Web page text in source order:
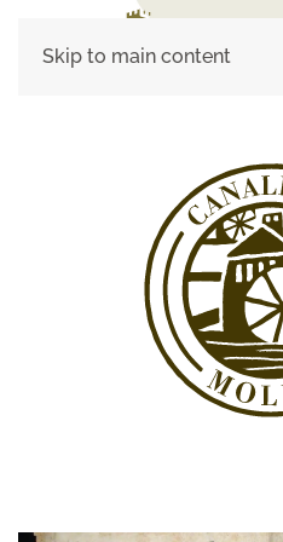
Skip to main content